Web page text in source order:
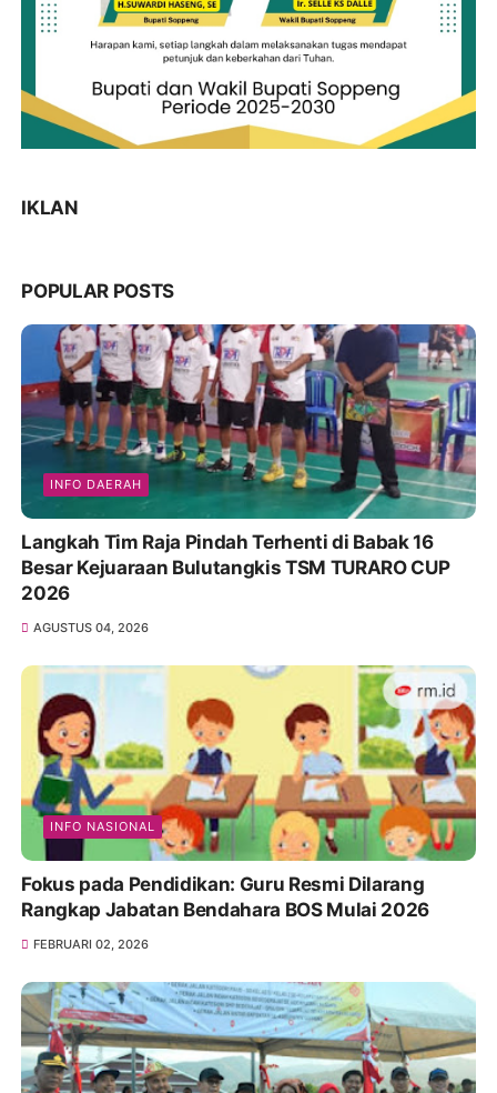
IKLAN
POPULAR POSTS
INFO DAERAH
Langkah Tim Raja Pindah Terhenti di Babak 16
Besar Kejuaraan Bulutangkis TSM TURARO CUP
2026
AGUSTUS 04, 2026
INFO NASIONAL
Fokus pada Pendidikan: Guru Resmi Dilarang
Rangkap Jabatan Bendahara BOS Mulai 2026
FEBRUARI 02, 2026